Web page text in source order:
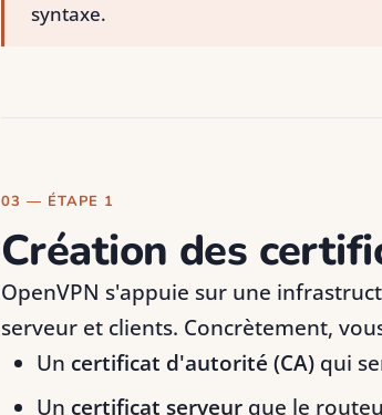
syntaxe.
03 — ÉTAPE 1
Création des
OpenVPN s'appuie sur une
serveur et clients. Concrètement,
Un certificat d'autorité (CA) qui
Un certificat serveur que le